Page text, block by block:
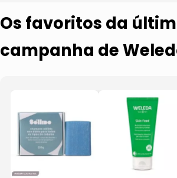
Os favoritos da
campanha de